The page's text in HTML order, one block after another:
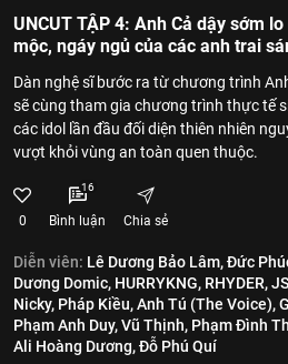
UNCUT TẬP 4: Anh Cả dậy sớm
mộc, ngáy ngủ của các anh trai
Dàn nghệ sĩ bước ra từ chương trình
sẽ cùng tham gia chương trình thực tế
các idol lần đầu đối diện thiên nhiên
vượt khỏi vùng an toàn quen thuộc.
0
16
Bình luận Chia sẻ
Diễn viên: Lê Dương Bảo Lâm,Đức
Dương Domic, HURRYKNG, RHYDER,
Nicky, Pháp Kiều,Anh Tú (The Voice),
Phạm Anh Duy,Vũ Thịnh, Phạm Đình
Ali Hoàng Dương,Đỗ Phú Quí